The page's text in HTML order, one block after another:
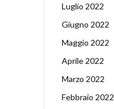
Luglio 2022
Giugno 2022
Maggio 2022
Aprile 2022
Marzo 2022
Febbraio 2022